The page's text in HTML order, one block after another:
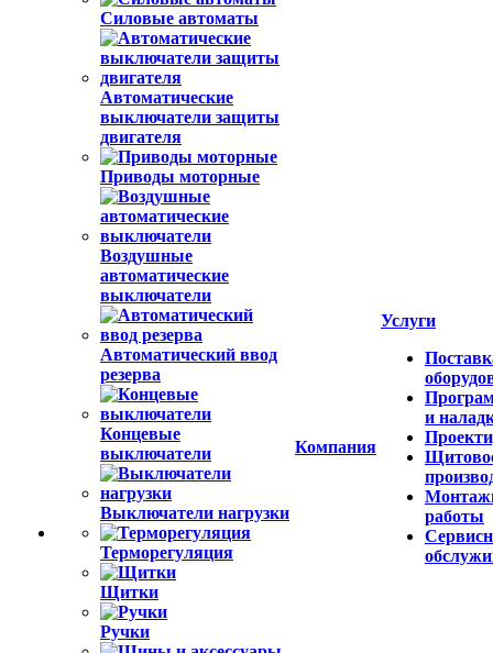
Устройства защиты от
дугового пробоя
(УЗДП)
Силовые автоматы
Автоматические
выключатели защиты
двигателя
Приводы моторные
Воздушные
автоматические
выключатели
Автоматический ввод
резерва
Концевые
выключатели
Выключатели нагрузки
Услуги
и
работы